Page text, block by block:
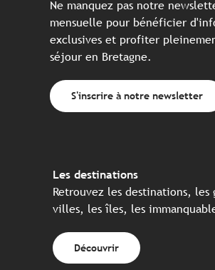
Ne manquez pas notre
mensuelle pour bénéficier
exclusives et profiter
séjour en Bretagne.
S'inscrire à notre newsletter
Les destinations
Retrouvez les destinations, les
villes, les îles, les
Découvrir